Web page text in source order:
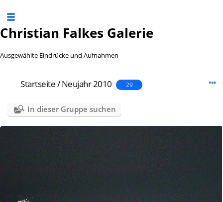
Christian Falkes Galerie
Ausgewählte Eindrücke und Aufnahmen
Startseite/Neujahr 2010 29
In dieser Gruppe suchen